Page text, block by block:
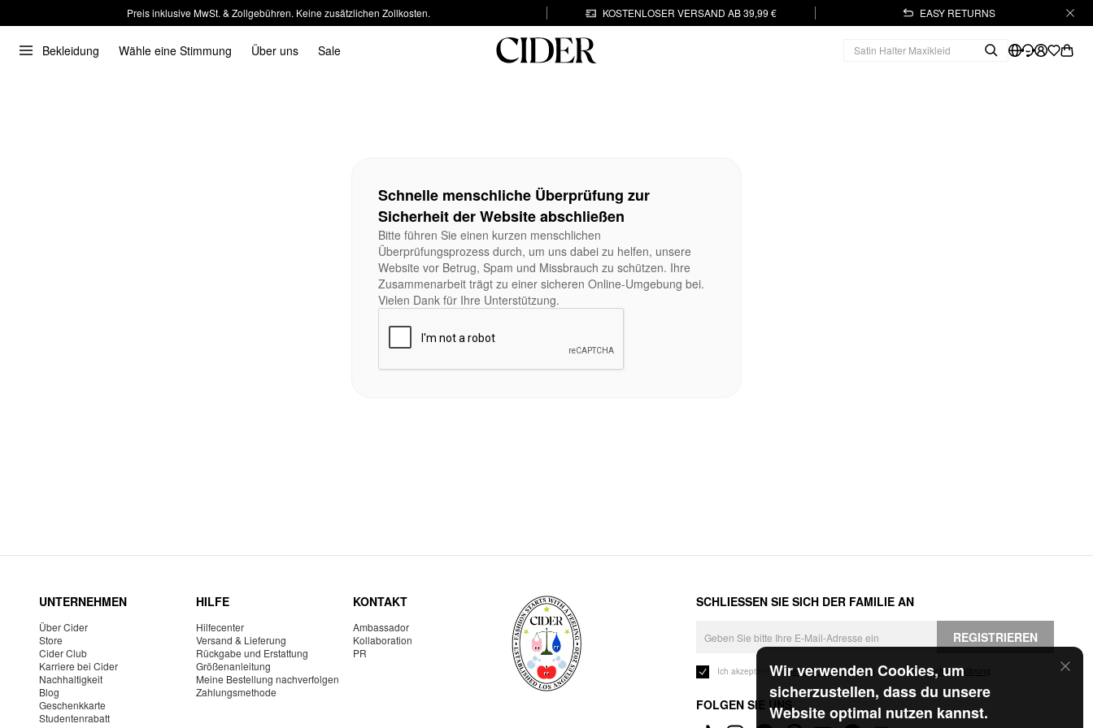
Preis inklusive MwSt. & Zollgebühren. Keine zusätzlichen Zollkosten. KOSTENLOSER VERSAND AB 39,99 € EASY RETURNS
Bekleidung Wähle eine Stimmung Über uns Sale
Wir verwenden Cookies, um
sicherzustellen, dass du unsere
Website optimal nutzen kannst.
Schnelle menschliche Überprüfung zur
Sicherheit der Website abschließen
Bitte führen Sie einen kurzen menschlichen
Überprüfungsprozess durch, um uns dabei zu helfen, unsere
Website vor Betrug, Spam und Missbrauch zu schützen. Ihre
Zusammenarbeit trägt zu einer sicheren Online-Umgebung bei.
Vielen Dank für Ihre Unterstützung.
UNTERNEHMEN
Über Cider
Store
Cider Club
Karriere bei Cider
Nachhaltigkeit
Blog
Geschenkkarte
Studentenrabatt
HILFE
Hilfecenter
Versand & Lieferung
Rückgabe und Erstattung
Größenanleitung
Meine Bestellung nachverfolgen
Zahlungsmethode
KONTAKT
Ambassador
Kollaboration
PR
SCHLIESSEN SIE SICH DER FAMILIE AN
REGISTRIEREN
Ich akzeptiere dieGeschäftsbedingungen und die Datenschutzerklärung
FOLGEN SIE UNS